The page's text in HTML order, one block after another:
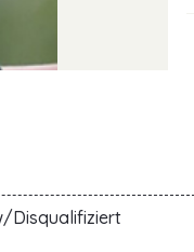
Disqualifiziert